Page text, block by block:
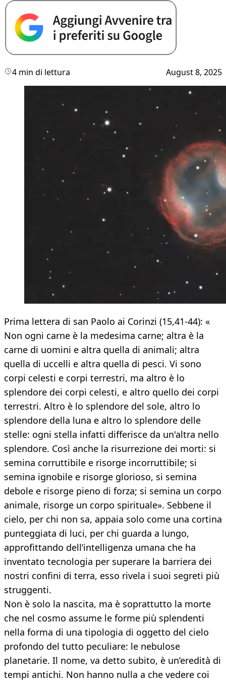
4 min di lettura August 8, 2025
Prima lettera di san Paolo ai Corinzi (15,41-44): «
Non ogni carne è la medesima carne; altra è la
carne di uomini e altra quella di animali; altra
quella di uccelli e altra quella di pesci. Vi sono
corpi celesti e corpi terrestri, ma altro è lo
splendore dei corpi celesti, e altro quello dei corpi
terrestri. Altro è lo splendore del sole, altro lo
splendore della luna e altro lo splendore delle
stelle: ogni stella infatti differisce da un'altra nello
splendore. Così anche la risurrezione dei morti: si
semina corruttibile e risorge incorruttibile; si
semina ignobile e risorge glorioso, si semina
debole e risorge pieno di forza; si semina un corpo
animale, risorge un corpo spirituale». Sebbene il
cielo, per chi non sa, appaia solo come una cortina
punteggiata di luci, per chi guarda a lungo,
approfittando dell’intelligenza umana che ha
inventato tecnologia per superare la barriera dei
nostri confini di terra, esso rivela i suoi segreti più
struggenti.
Non è solo la nascita, ma è soprattutto la morte
che nel cosmo assume le forme più splendenti
nella forma di una tipologia di oggetto del cielo
profondo del tutto peculiare: le nebulose
planetarie. Il nome, va detto subito, è un’eredità di
tempi antichi. Non hanno nulla a che vedere coi